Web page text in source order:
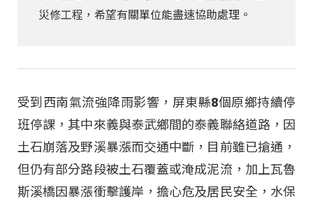
災修工程，希望有關單位能盡速協助處理。
受到西南氣流強降雨影響，屏東縣8個原鄉持續停
班停課，其中來義與泰武鄉間的泰義聯絡道路，因
土石崩落及野溪暴漲而交通中斷，目前雖已搶通，
但仍有部分路段被土石覆蓋或淹成泥流，加上瓦魯
斯溪橋因暴漲衝擊護岸，擔心危及居民安全，水保